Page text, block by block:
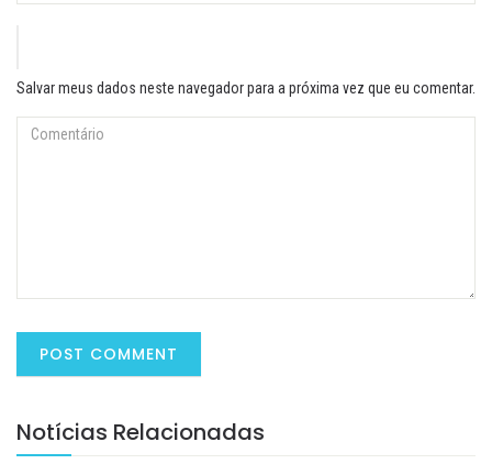
Salvar meus dados neste navegador para a próxima vez que eu comentar.
Notícias Relacionadas